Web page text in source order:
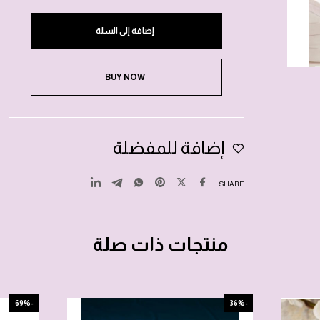
إضافة إلى السلة
BUY NOW
إضافة للمفضلة
SHARE
منتجات ذات صلة
-36%
-69%